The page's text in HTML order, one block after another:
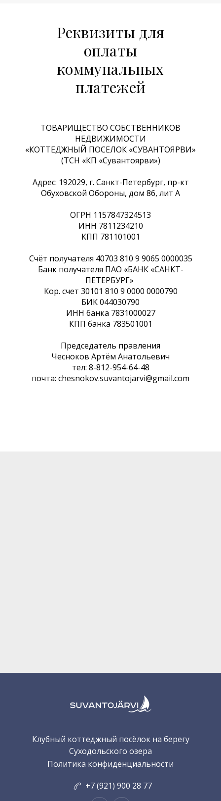
Реквизиты для
оплаты
коммунальных
платежей
ТОВАРИЩЕСТВО СОБСТВЕННИКОВ
НЕДВИЖИМОСТИ
«КОТТЕДЖНЫЙ ПОСЕЛОК «СУВАНТОЯРВИ»
(ТСН «КП «Сувантоярви»)
Адрес: 192029, г. Санкт-Петербург, пр-кт
Обуховской Обороны, дом 86, лит А
ОГРН 1157847324513
ИНН 7811234210
КПП 781101001
Счёт получателя 40703 810 9 9065 0000035
Банк получателя ПАО «БАНК «САНКТ-
ПЕТЕРБУРГ»
Кор. счет 30101 810 9 0000 0000790
БИК 044030790
ИНН банка 7831000027
КПП банка 783501001
Председатель правления
Чесноков Артём Анатольевич
тел: 8-812-954-64-48
почта: chesnokov.suvantojarvi@gmail.com
Клубный коттеджный посёлок на берегу
Суходольского озера
Политика конфиденциальности
+7 (921) 900 28 77